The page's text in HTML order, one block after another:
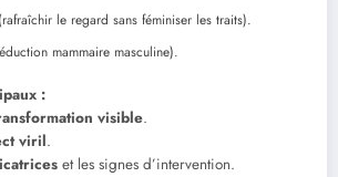
(rafraîchir le regard sans féminiser les traits).
mammaire masculine).
:
visible.
viril.
et les signes d’intervention.